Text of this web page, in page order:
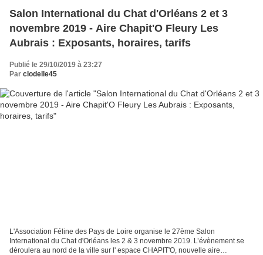
Salon International du Chat d'Orléans 2 et 3
novembre 2019 - Aire Chapit'O Fleury Les
Aubrais : Exposants, horaires, tarifs
Publié le 29/10/2019 à 23:27
Par clodelle45
L'Association Féline des Pays de Loire organise le 27ème Salon
International du Chat d'Orléans les 2 & 3 novembre 2019. L’évènement se
déroulera au nord de la ville sur l' espace CHAPIT'O, nouvelle aire